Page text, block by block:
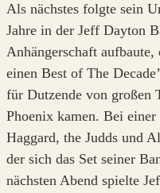
Als nächstes folgte sein
Jahre in der Jeff Dayton
Anhängerschaft
einen Best of The
für Dutzende von großen
Phoenix kamen. Bei
Haggard, the Judds und
der sich das Set seiner
nächsten Abend spielte